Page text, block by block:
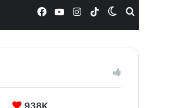
Switch
skin
TikTok
Instagram
YouTube
Facebook